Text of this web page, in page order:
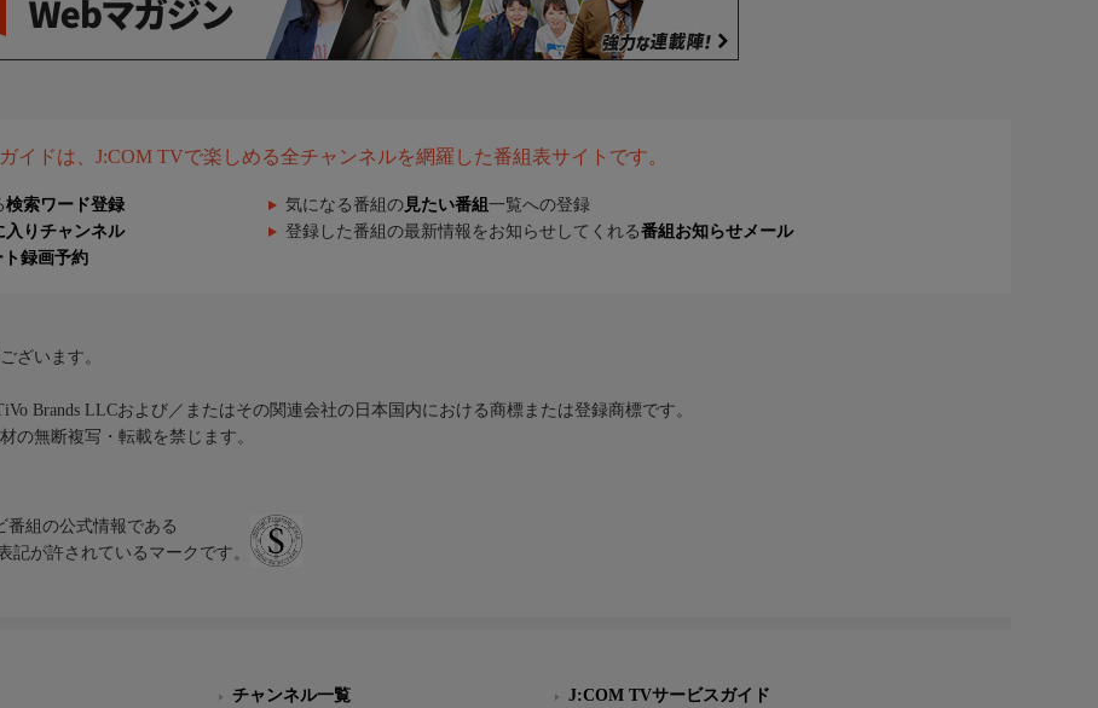
イドは、J:COM TVで楽しめる全チャンネルを網羅した番組表サイトです。
検索ワード登録 気になる番組の 見たい番組 一覧への登録
入りチャンネル 登録した番組の最新情報をお知らせしてくれる番組お知らせメール
ト録画予約
ざいます。
Brands LLCおよび／またはその関連会社の日本国内における商標または登録商標です。
の無断複写・転載を禁じます。
番組の公式情報である
記が許されているマークです。
チャンネル一覧
J:COM TVサービスガイド